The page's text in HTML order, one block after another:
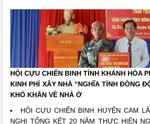
HỘI CỰU CHIẾN BINH TỈNH KHÁNH HÒA
KINH PHÍ XÂY NHÀ “NGHĨA TÌNH ĐỒNG
KHÓ KHĂN VỀ NHÀ Ở
HỘI CỰU CHIẾN BINH HUYỆN CAM
NGHỊ TỔNG KẾT 20 NĂM THỰC HIỆN